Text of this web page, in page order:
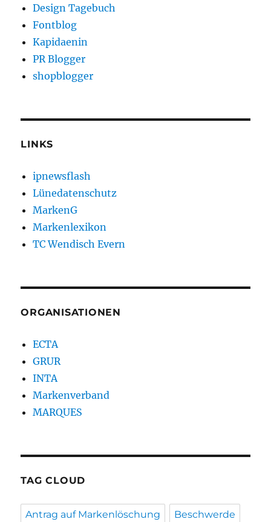
Design Tagebuch
Fontblog
Kapidaenin
PR Blogger
shopblogger
LINKS
ipnewsflash
Lünedatenschutz
MarkenG
Markenlexikon
TC Wendisch Evern
ORGANISATIONEN
ECTA
GRUR
INTA
Markenverband
MARQUES
TAG CLOUD
Antrag auf Markenlöschung Beschwerde